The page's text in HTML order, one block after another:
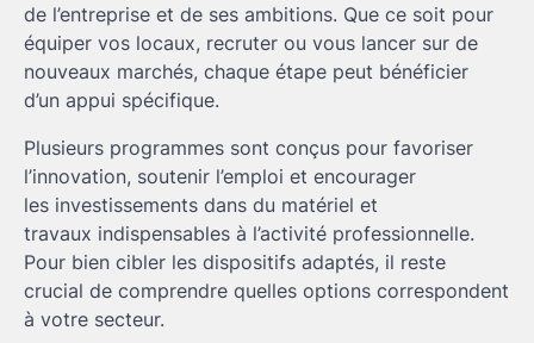
de l’entreprise et de ses ambitions. Que ce soit pour
équiper vos locaux, recruter ou vous lancer sur de
nouveaux marchés, chaque étape peut bénéficier
d’un appui spécifique.
Plusieurs programmes sont conçus pour favoriser
l’innovation, soutenir l’emploi et encourager
les investissements dans du matériel et
travaux indispensables à l’activité professionnelle.
Pour bien cibler les dispositifs adaptés, il reste
crucial de comprendre quelles options correspondent
à votre secteur.